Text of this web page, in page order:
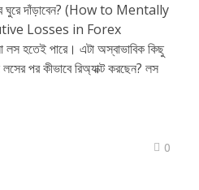
ঘুরে দাঁড়াবেন? (How to Mentally
Losses in Forex
লস হতেই পারে। এটা অস্বাভাবিক কিছু
পর কীভাবে রিঅ্যাক্ট করছেন? লস
0